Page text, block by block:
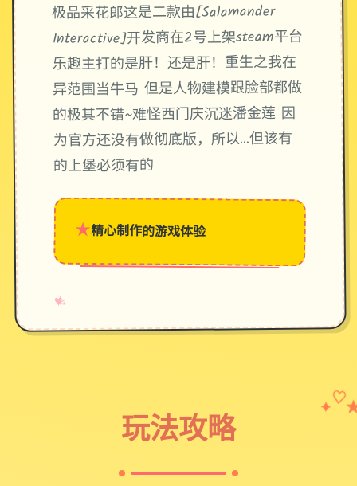
极品采花郎这是二款由[Salamander
Interactive]开发商在2号上架steam平台
乐趣主打的是肝！还是肝！重生之我在
异范围当牛马 但是人物建模跟脸部都做
的极其不错~难怪西门庆沉迷潘金莲 因
为官方还没有做彻底版，所以…但该有
的上堡必须有的
★精心制作的游戏体验
♥
✧
→
玩法攻略
✦ ♡